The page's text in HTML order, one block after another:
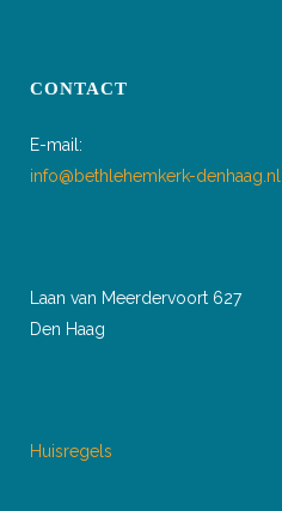
CONTACT
E-mail:
info@bethlehemkerk-denhaag.nl
Laan van Meerdervoort 627
Den Haag
Huisregels